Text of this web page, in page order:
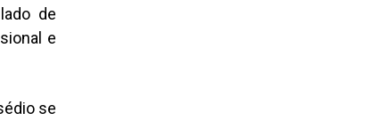
de
e
se